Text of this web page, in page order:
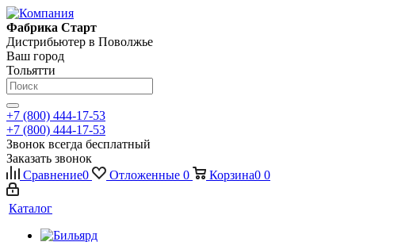
Фабрика Старт
Дистрибьютер в Поволжье
Ваш город
Тольятти
+7 (800) 444-17-53
+7 (800) 444-17-53
Звонок всегда бесплатный
Заказать звонок
Сравнение0 Отложенные 0 Корзина0 0
Каталог